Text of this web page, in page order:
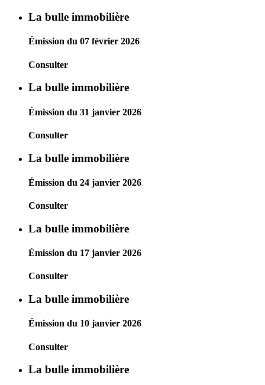
La bulle immobilière
Émission du 07 février 2026
Consulter
La bulle immobilière
Émission du 31 janvier 2026
Consulter
La bulle immobilière
Émission du 24 janvier 2026
Consulter
La bulle immobilière
Émission du 17 janvier 2026
Consulter
La bulle immobilière
Émission du 10 janvier 2026
Consulter
La bulle immobilière